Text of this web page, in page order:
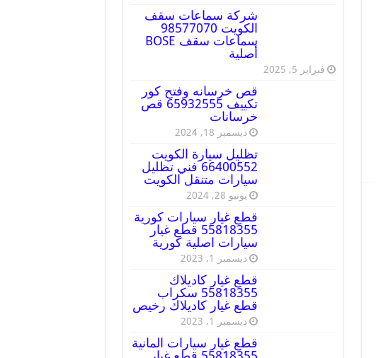
شركة سماعات سقف
الكويت 98577070
سماعات سقف BOSE
أصلية
فبراير 5, 2025
قص خرسانه وفتح كور
تكييف 65932555 قص
خرسانات
ديسمبر 18, 2024
تظليل سيارة الكويت
66400552 فني تظليل
سيارات متنقل الكويت
يونيو 28, 2024
قطع غيار سيارات كورية
55818355 قطع غيار
سيارات اصلية كورية
ديسمبر 1, 2023
قطع غيار كاديلاك
55818355 سكراب
قطع غيار كاديلاك رخيص
ديسمبر 1, 2023
قطع غيار سيارات المانية